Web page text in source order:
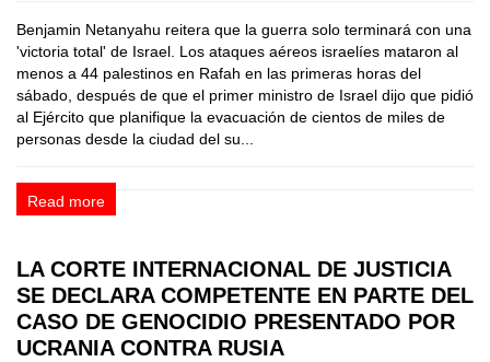
Benjamin Netanyahu reitera que la guerra solo terminará con una
'victoria total' de Israel. Los ataques aéreos israelíes mataron al
menos a 44 palestinos en Rafah en las primeras horas del
sábado, después de que el primer ministro de Israel dijo que pidió
al Ejército que planifique la evacuación de cientos de miles de
personas desde la ciudad del su...
Read more
LA CORTE INTERNACIONAL DE JUSTICIA
SE DECLARA COMPETENTE EN PARTE DEL
CASO DE GENOCIDIO PRESENTADO POR
UCRANIA CONTRA RUSIA